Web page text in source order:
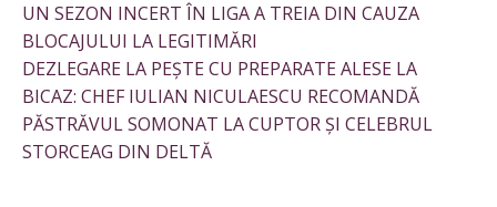
UN SEZON INCERT ÎN LIGA A TREIA DIN CAUZA
BLOCAJULUI LA LEGITIMĂRI
DEZLEGARE LA PEȘTE CU PREPARATE ALESE LA
BICAZ: CHEF IULIAN NICULAESCU RECOMANDĂ
PĂSTRĂVUL SOMONAT LA CUPTOR ȘI CELEBRUL
STORCEAG DIN DELTĂ